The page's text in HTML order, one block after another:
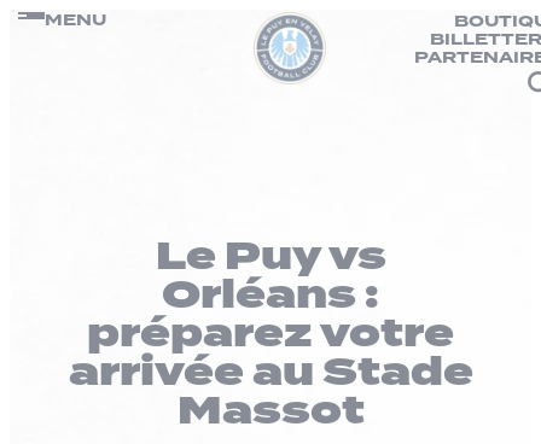
Passer
MENU
Le Puy vs
Orléans :
préparez votre
arrivée au Stade
Massot
Panneau de gestion des cookies